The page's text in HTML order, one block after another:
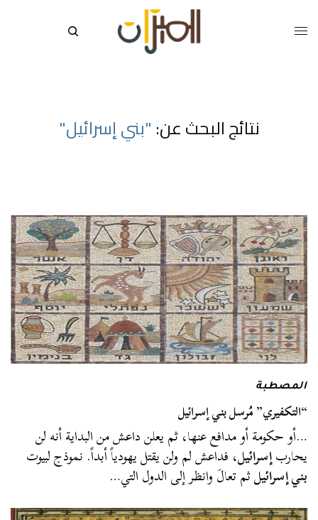
نتائج البحث عن: "بني إسرائيل"
المصطبة
“التكفيري” مُرسل بني إسرائيل
…أو حكومة أو مدافع عنها، ثم يعلن داعش من البداية أنه لن
يحاربإسرائيل، فداعش لم ولن يقتل يهودياً أبداً. نموذج لبيوت
بني إسرائيلثم تعالَ وانظر إلى الدول التي…